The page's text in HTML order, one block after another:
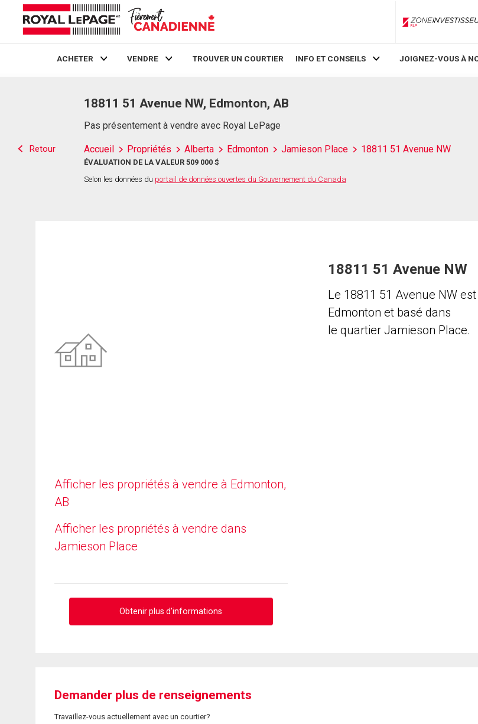
ACHETER VENDRE TROUVER UN COURTIER INFO ET CONSEILS JOIGNEZ-VOUS À
Retour
18811 51 Avenue NW, Edmonton, AB
Pas présentement à vendre avec Royal LePage
Accueil Propriétés Alberta Edmonton Jamieson Place 18811 51 Avenue NW
ÉVALUATION DE LA VALEUR 509 000 $
Selon les données du portail de données ouvertes du Gouvernement du Canada
Afficher les propriétés à vendre à Edmonton,
AB
Afficher les propriétés à vendre dans
Jamieson Place
Obtenir plus d'informations
18811 51 Avenue NW
Le 18811 51 Avenue NW est
Edmonton et basé dans
le quartier Jamieson Place.
Demander plus de renseignements
Travaillez-vous actuellement avec un courtier?